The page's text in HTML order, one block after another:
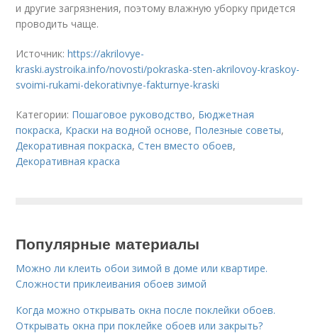
и другие загрязнения, поэтому влажную уборку придется
проводить чаще.
Источник:https://akrilovye-
kraski.aystroika.info/novosti/pokraska-sten-akrilovoy-kraskoy-
svoimi-rukami-dekorativnye-fakturnye-kraski
Категории: Пошаговое руководство, Бюджетная
покраска, Краски на водной основе, Полезные советы,
Декоративная покраска,Стен вместо обоев,
Декоративная краска
Популярные материалы
Можно ли клеить обои зимой в доме или квартире.
Сложности приклеивания обоев зимой
Когда можно открывать окна после поклейки обоев.
Открывать окна при поклейке обоев или закрыть?